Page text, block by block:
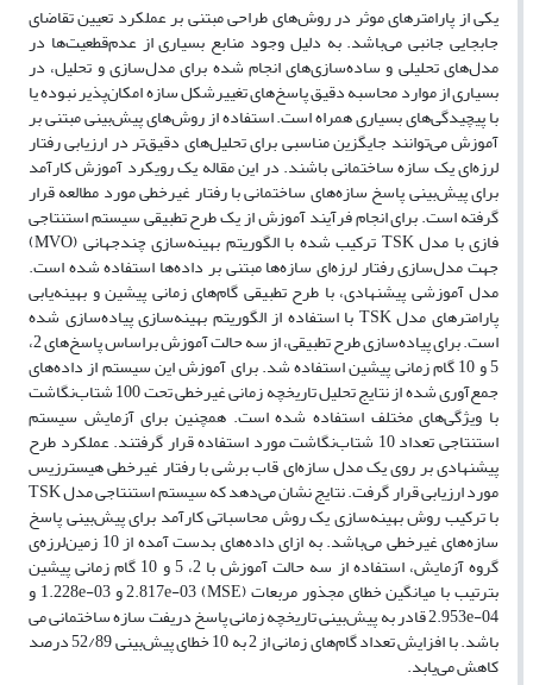
یکی از پارامترهای موثر در روش‌های طراحی مبتنی بر عملکرد تعیین تقاضای
جابجایی جانبی می‌باشد. به دلیل وجود منابع بسیاری از عدم‌قطعیت‌ها در
مدل‌های تحلیلی و ساده‌سازی‌های انجام شده برای مدل‌سازی و تحلیل، در
بسیاری از موارد محاسبه دقیق پاسخ‌های تغییرشکل سازه امکان‌پذیر نبوده یا
با پیچیدگی‌های بسیاری همراه است. استفاده از روش‌های پیش‌بینی مبتنی بر
آموزش می‌توانند جایگزین مناسبی برای تحلیل‌های دقیق‌تر در ارزیابی رفتار
لرزه‌ای یک سازه ساختمانی باشند. در این مقاله یک رویکرد آموزش کارآمد
برای پیش‌بینی پاسخ سازه‌های ساختمانی با رفتار غیرخطی مورد مطالعه قرار
گرفته است. برای انجام فرآیند آموزش از یک طرح تطبیقی سیستم استنتاجی
فازی با مدل TSK ترکیب شده با الگوریتم بهینه‌سازی چندجهانی (MVO)
جهت مدل‌سازی رفتار لرزه‌ای سازه‌ها مبتنی بر داده‌ها استفاده شده است.
مدل آموزشی پیشنهادی، با طرح تطبیقی گام‌های زمانی پیشین و بهینه‌یابی
پارامترهای مدل TSK با استفاده از الگوریتم بهینه‌سازی پیاده‌سازی شده
است. برای پیاده‌سازی طرح تطبیقی، از سه حالت آموزش براساس پاسخ‌های 2،
5 و 10 گام زمانی پیشین استفاده شد. برای آموزش این سیستم از داده‌های
جمع‌آوری شده از نتایج تحلیل تاریخچه زمانی غیرخطی تحت 100 شتاب‌نگاشت
با ویژگی‌های مختلف استفاده شده است. همچنین برای آزمایش سیستم
استنتاجی تعداد 10 شتاب‌نگاشت مورد استفاده قرار گرفتند. عملکرد طرح
پیشنهادی بر روی یک مدل سازه‌ای قاب برشی با رفتار غیرخطی هیسترزیس
مورد ارزیابی قرار گرفت. نتایج نشان می‌دهد که سیستم استنتاجی مدل TSK
با ترکیب روش بهینه‌سازی یک روش محاسباتی کارآمد برای پیش‌بینی پاسخ
سازه‌های غیرخطی می‌باشد. به ازای داده‌های بدست آمده از 10 زمین‌لرزه‌ی
گروه آزمایش، استفاده از سه حالت آموزش با 2، 5 و 10 گام زمانی پیشین
بترتیب با میانگین خطای مجذور مربعات (MSE) 2.817e-03 و 1.228e-03 و
2.953e-04 قادر به پیش‌بینی تاریخچه زمانی پاسخ دریفت سازه ساختمانی می
باشد. با افزایش تعداد گام‌های زمانی از 2 به 10 خطای پیش‌بینی 52/89 درصد
کاهش می‌یابد.